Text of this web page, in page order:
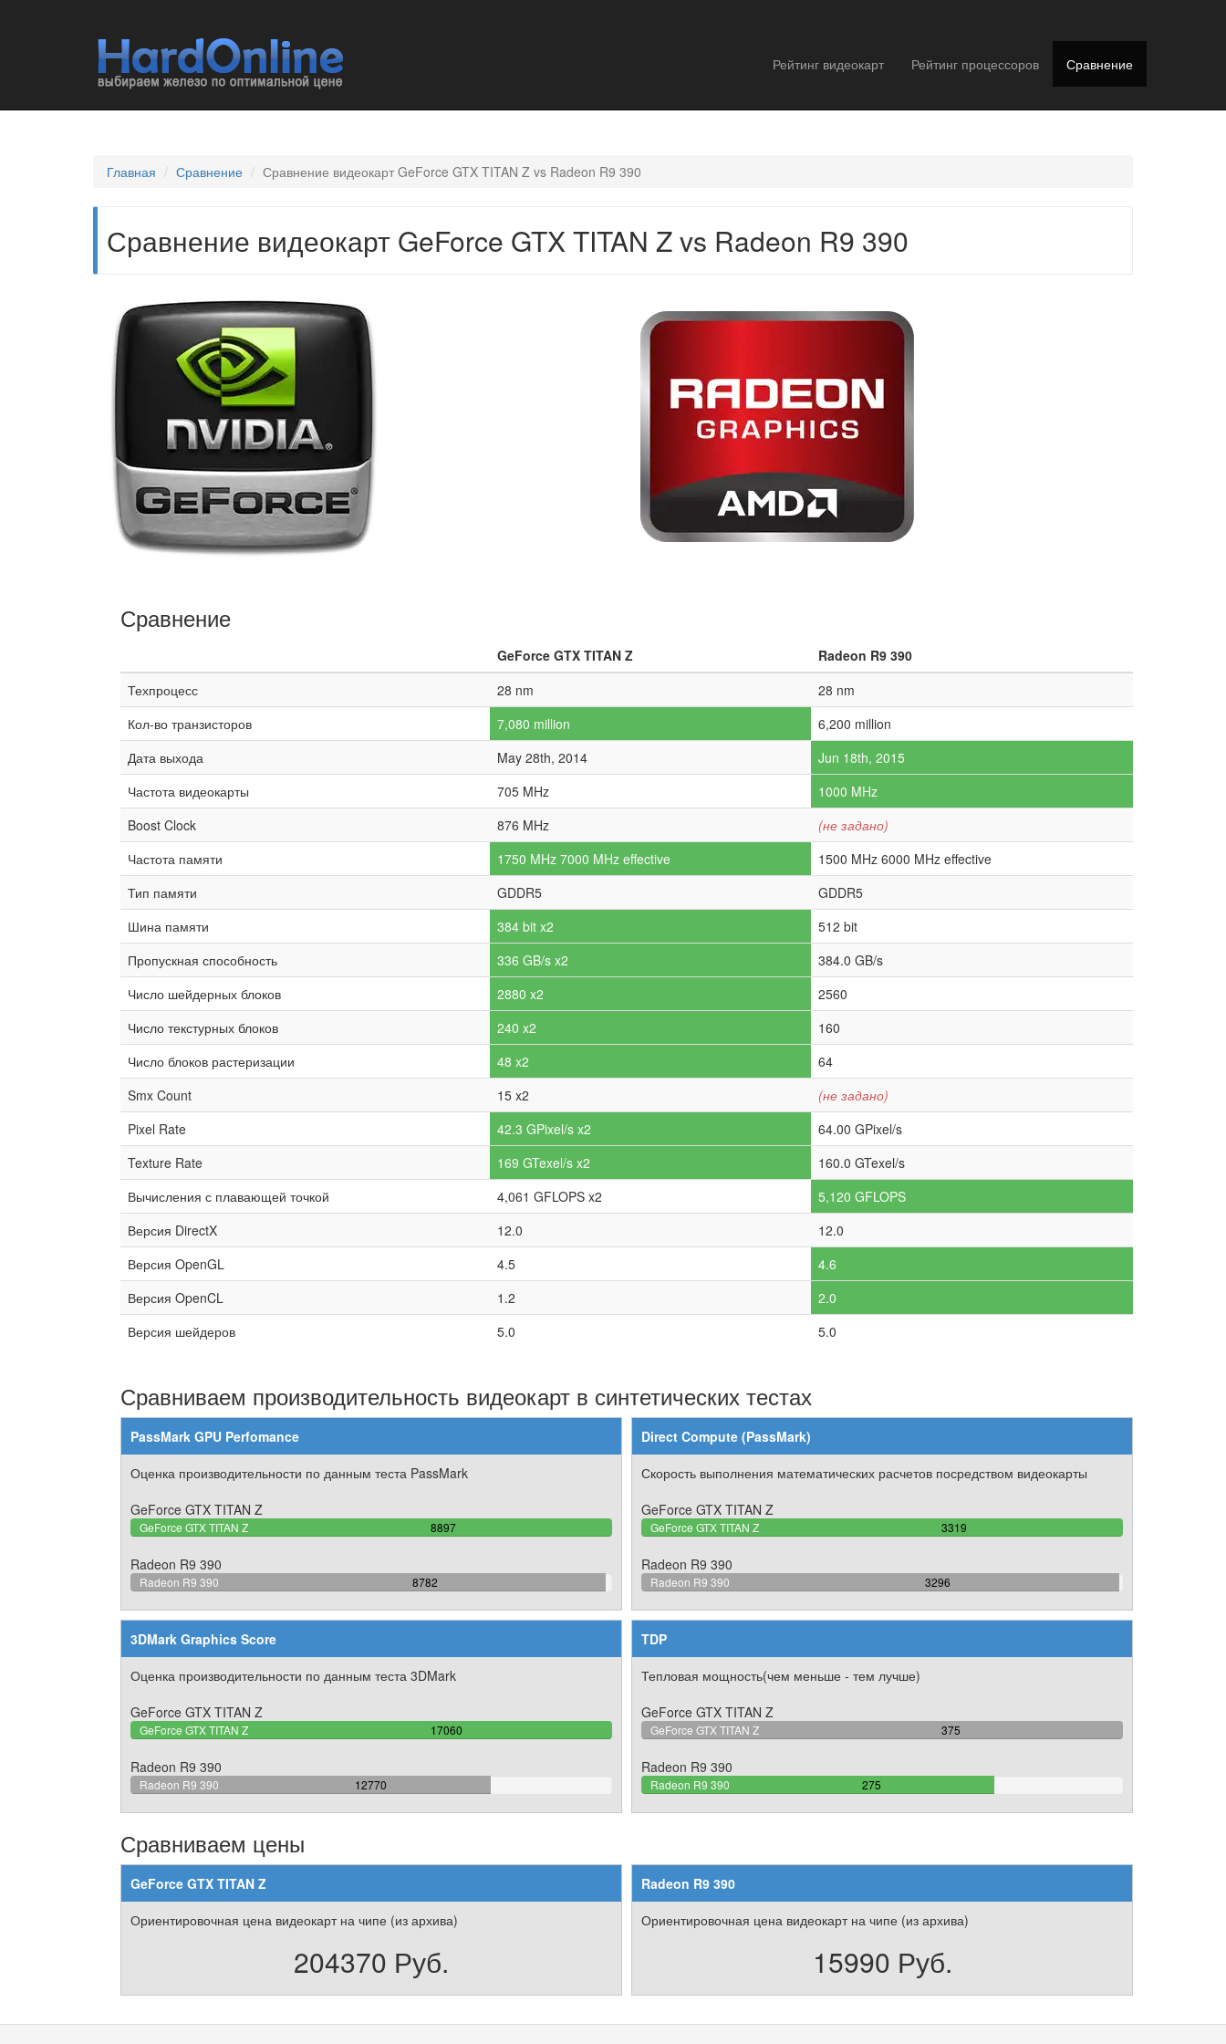
Рейтинг видеокарт Рейтинг процессоров Сравнение
Главная Сравнение Сравнение видеокарт GeForce GTX TITAN Z vs Radeon R9 390
Сравнение видеокарт GeForce GTX TITAN Z vs Radeon R9 390
Сравнение
GeForce GTX TITAN Z
Radeon R9 390
Техпроцесс
28 nm
28 nm
Кол-во транзисторов
7,080 million
6,200 million
Дата выхода
May 28th, 2014
Jun 18th, 2015
Частота видеокарты
705 MHz
1000 MHz
Boost Clock
876 MHz
(не задано)
Частота памяти
1750 MHz 7000 MHz effective
1500 MHz 6000 MHz effective
Тип памяти
GDDR5
GDDR5
Шина памяти
384 bit x2
512 bit
Пропускная способность
336 GB/s x2
384.0 GB/s
Число шейдерных блоков
2880 x2
2560
Число текстурных блоков
240 x2
160
Число блоков растеризации
48 x2
64
Smx Count
15 x2
(не задано)
Pixel Rate
42.3 GPixel/s x2
64.00 GPixel/s
Texture Rate
169 GTexel/s x2
160.0 GTexel/s
Вычисления с плавающей точкой
4,061 GFLOPS x2
5,120 GFLOPS
Версия DirectX
12.0
12.0
Версия OpenGL
4.5
4.6
Версия OpenCL
1.2
2.0
Версия шейдеров
5.0 5.0
Сравниваем производительность видеокарт в синтетических тестах
PassMark GPU Perfomance
Оценка производительности по данным теста PassMark
GeForce GTX TITAN Z
GeForce GTX TITAN Z 8897
100%
Radeon R9 390
Radeon R9 390 8782
98.707429470608%
3DMark Graphics Score
Оценка производительности по данным теста 3DMark
GeForce GTX TITAN Z
GeForce GTX TITAN Z 17060
100%
Radeon R9 390
Radeon R9 390 12770
74.853458382181%
Direct Compute (PassMark)
Скорость выполнения математических расчетов посредством видеокарты
GeForce GTX TITAN Z
GeForce GTX TITAN Z 3319
100%
Radeon R9 390
Radeon R9 390 3296
99.307020186803%
TDP
Тепловая мощность(чем меньше - тем лучше)
GeForce GTX TITAN Z
GeForce GTX TITAN Z 375
100%
Radeon R9 390
Radeon R9 390 275
73.333333333333%
Сравниваем цены
GeForce GTX TITAN Z
Ориентировочная цена видеокарт на чипе (из архива)
204370 Руб.
Radeon R9 390
Ориентировочная цена видеокарт на чипе (из архива)
15990 Руб.